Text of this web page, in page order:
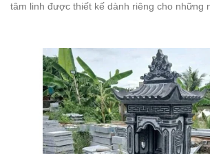
tâm linh được thiết kế dành riêng cho những